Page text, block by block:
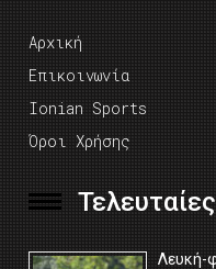
Αρχική
Επικοινωνία
Ionian Sports
Όροι Χρήσης
Λευκή-